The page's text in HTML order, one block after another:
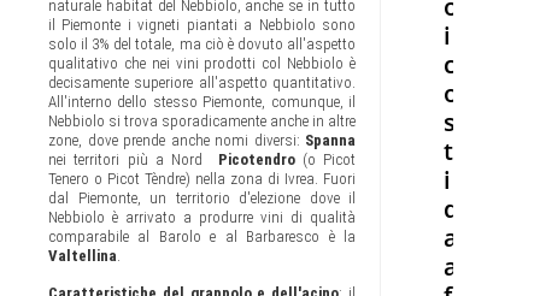
naturale habitat del Nebbiolo, anche se in tutto
il Piemonte i vigneti piantati a Nebbiolo sono
solo il 3% del totale, ma ciò è dovuto all'aspetto
qualitativo che nei vini prodotti col Nebbiolo è
decisamente superiore all'aspetto quantitativo.
All'interno dello stesso Piemonte, comunque, il
Nebbiolo si trova sporadicamente anche in altre
zone, dove prende anche nomi diversi: Spanna
nei territori più a Nord Picotendro(o Picot
Tenero o Picot Tèndre) nella zona di Ivrea. Fuori
dal Piemonte, un territorio d'elezione dove il
Nebbiolo è arrivato a produrre vini di qualità
comparabile al Barolo e al Barbaresco è la
Valtellina.
o
i
c
o
s
t
i
d
a
a